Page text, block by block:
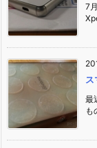
7
最
も